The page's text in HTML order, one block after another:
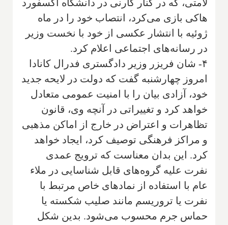
لامتی، که در کنار کارنی در دانشگاه آکسفورد
هاکی بازی می‌کرد، انتصاب خود را در ماه
ژوئیه با انتشار عکسی از خود با نخست وزیر
در رسانه‌های اجتماعی اعلام کرد.
۴- شان فریزر وزیر دادگستری فدرال کانادا
امروز چهارشنبه گفت که دولت در لایحه جدید
خود، آزادی بیان را با امنیت عمومی متعادل
خواهد کرد و تغییراتی در آنچه وی، قانون
تظاهرات و اعتراض در خارج از اماکن مذهبی
و مراکز فرهنگی توصیف کرد، ایجاد خواهد
کرد. این بدان معناست که ترویج عمدی
نفرت علیه گروه‌های قابل شناسایی در ملاء
عام با استفاده از نمادهای خاص مرتبط با
نفرت یا تروریسم مانند صلیب شکسته یا
حماس جرم محسوب می‌شود. بدین شکل